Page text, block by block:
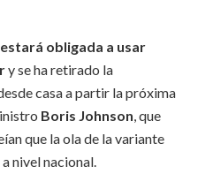
obligada a usar
y se ha retirado la
casa a partir la próxima
Boris Johnson, que
que la ola de la variante
nivel nacional.